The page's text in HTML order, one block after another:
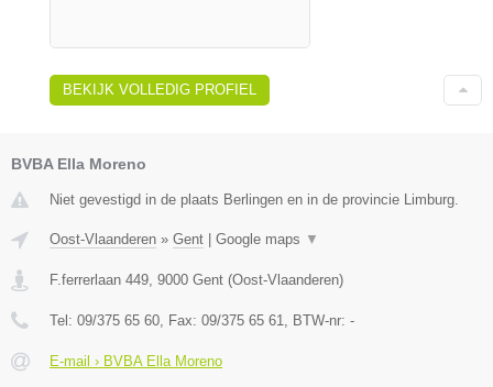
BEKIJK VOLLEDIG PROFIEL
BVBA Ella Moreno
Niet gevestigd in de plaats Berlingen en in de provincie Limburg.
Oost-Vlaanderen » Gent Google maps ▼
F.ferrerlaan 449, 9000 Gent (Oost-Vlaanderen)
Tel: 09/375 65 60, Fax: 09/375 65 61, BTW-nr: -
E-mail › BVBA Ella Moreno